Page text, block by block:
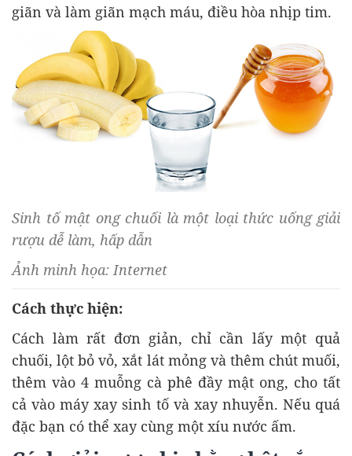
giãn và làm giãn mạch máu, điều hòa nhịp tim.
Sinh tố mật ong chuối là một loại thức uống giải
rượu dễ làm, hấp dẫn
Ảnh minh họa: Internet
Cách thực hiện:
Cách làm rất đơn giản, chỉ cần lấy một quả
chuối, lột bỏ vỏ, xắt lát mỏng và thêm chút muối,
thêm vào 4 muỗng cà phê đầy mật ong, cho tất
cả vào máy xay sinh tố và xay nhuyễn. Nếu quá
đặc bạn có thể xay cùng một xíu nước ấm.